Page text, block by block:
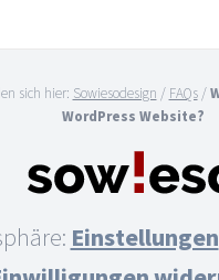
sich hier: Sowiesodesign / FAQs/
WordPress Website?
Einstellungen